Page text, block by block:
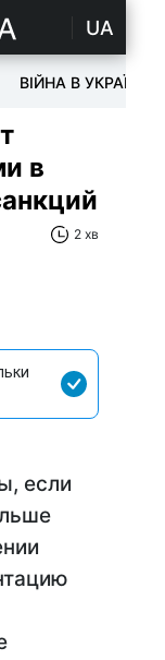
UA
ВІЙНА В УКРАЇНІ
в
2 хв
если